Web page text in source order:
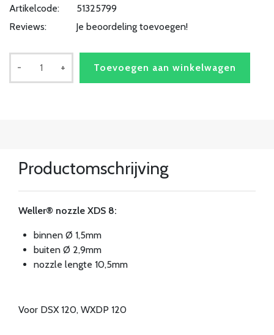
Artikelcode:
51325799
Reviews:
Je beoordeling toevoegen!
- + Toevoegen aan winkelwagen
Productomschrijving
Weller® nozzle XDS 8:
binnen Ø 1,5mm
buiten Ø 2,9mm
nozzle lengte 10,5mm
Voor DSX 120, WXDP 120